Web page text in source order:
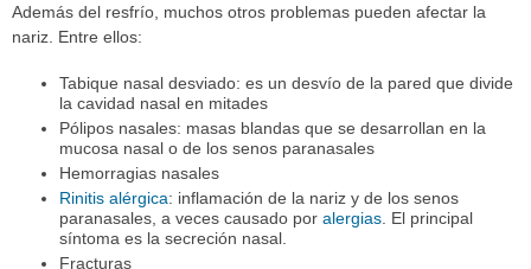
Además del resfrío, muchos otros problemas pueden afectar la
nariz. Entre ellos:
Tabique nasal desviado: es un desvío de la pared que divide
la cavidad nasal en mitades
Pólipos nasales: masas blandas que se desarrollan en la
mucosa nasal o de los senos paranasales
Hemorragias nasales
Rinitis alérgica: inflamación de la nariz y de los senos
paranasales, a veces causado por alergias. El principal
síntoma es la secreción nasal.
Fracturas